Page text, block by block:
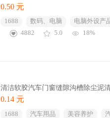
0.50 元
1688 数码、电脑 电脑外设产
4882
5.0 18%
清洁软胶汽车门窗缝隙沟槽除尘泥
0.14 元
1688 汽车用品 美容养护